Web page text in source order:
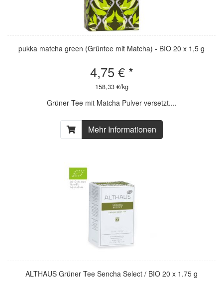
pukka matcha green (Grüntee mit Matcha) - BIO 20 x 1,5 g
4,75 € *
158,33 €/kg
Grüner Tee mit Matcha Pulver versetzt....
Mehr Informationen
ALTHAUS Grüner Tee Sencha Select / BIO 20 x 1.75 g